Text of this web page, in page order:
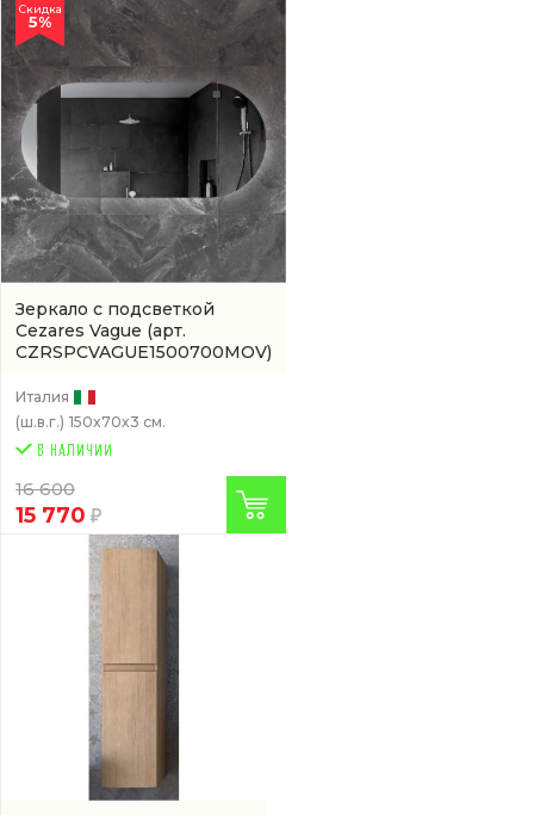
Зеркало с подсветкой
Cezares Vague (арт.
CZRSPCVAGUE1500700MOV)
Скидка
5%
Италия
(ш.в.г.) 150x70x3 см.
16 600
15 770